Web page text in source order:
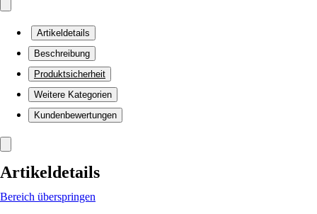
Artikeldetails
Beschreibung
Produktsicherheit
Weitere Kategorien
Kundenbewertungen
Artikeldetails
Bereich überspringen